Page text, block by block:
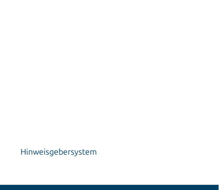
Hinweisgebersystem